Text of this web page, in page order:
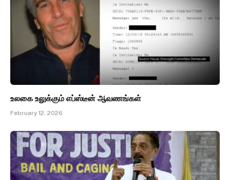
உலகை உலுக்கும் எப்ஸ்டீன் ஆவணங்கள்
February 12, 2026